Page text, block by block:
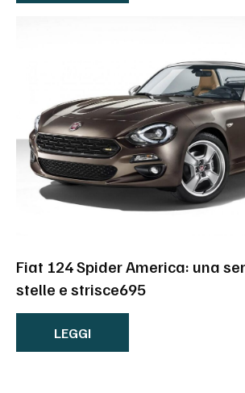
Fiat 124 Spider America: una
stelle e strisce695
LEGGI